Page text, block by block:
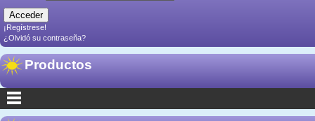
¡Regístrese!
¿Olvidó su contraseña?
Productos